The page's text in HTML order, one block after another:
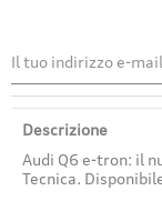
Descrizione
Audi Q6 e-tron: il
Tecnica.